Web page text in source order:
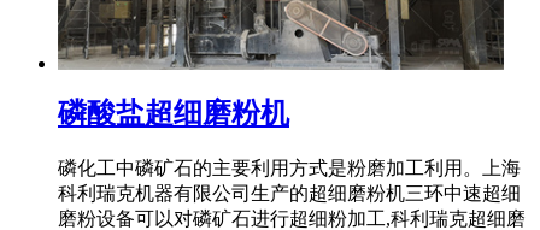
磷酸盐超细磨粉机
磷化工中磷矿石的主要利用方式是粉磨加工利用。上海
科利瑞克机器有限公司生产的超细磨粉机三环中速超细
磨粉设备可以对磷矿石进行超细粉加工,科利瑞克超细磨